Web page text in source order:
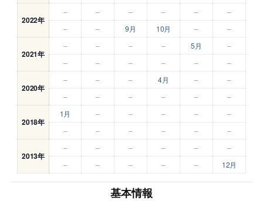
2022年
– – – – –
–
–
– 9月 10月 – –
2021年
– – – – 5月
–
–
– – – – –
2020年
– – – 4月 –
–
–
– – – – –
2018年
1月 – – – –
–
–
– – – – –
2013年
– – – – –
–
–
– – – – 12月
基本情報